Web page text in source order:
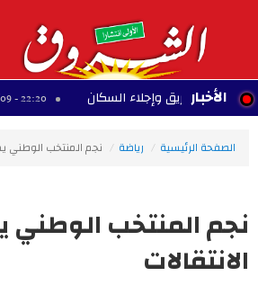
الأخبار
حريق وإجلاء السكان 22:20 - 2026/08/09
الصفحة الرئيسية رياضة نجم المنتخب الوطني
نجم المنتخب
الانتقالات